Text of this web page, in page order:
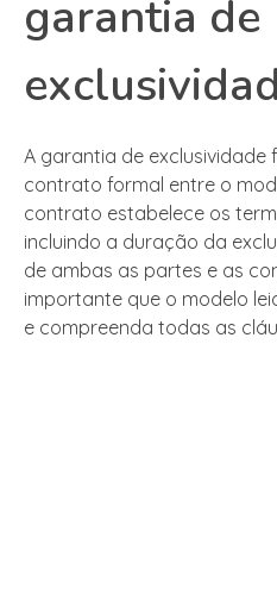
garantia de
A garantia de exclusividade
contrato formal entre o
contrato estabelece os
incluindo a duração da
de ambas as partes e as
importante que o modelo
e compreenda todas as